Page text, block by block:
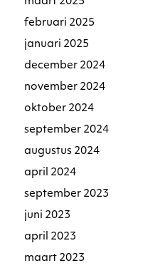
februari 2025
januari 2025
december 2024
november 2024
oktober 2024
september 2024
augustus 2024
april 2024
september 2023
juni 2023
april 2023
maart 2023